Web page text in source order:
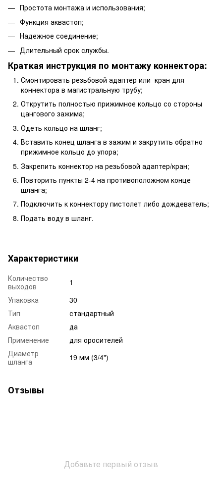
Простота монтажа и использования;
Функция аквастоп;
Надежное соединение;
Длительный срок службы.
Краткая инструкция по монтажу коннектора:
Смонтировать резьбовой адаптер или кран для
коннектора в магистральную трубу;
Открутить полностью прижимное кольцо со стороны
цангового зажима;
Одеть кольцо на шланг;
Вставить конец шланга в зажим и закрутить обратно
прижимное кольцо до упора;
Закрепить коннектор на резьбовой адаптер/кран;
Повторить пункты 2-4 на противоположном конце
шланга;
Подключить к коннектору пистолет либо дождеватель;
Подать воду в шланг.
Характеристики
Количество
выходов
1
Упаковка
30
Тип
стандартный
Аквастоп
да
Применение
для оросителей
Диаметр
шланга
19 мм (3/4")
Отзывы
Добавьте первый отзыв